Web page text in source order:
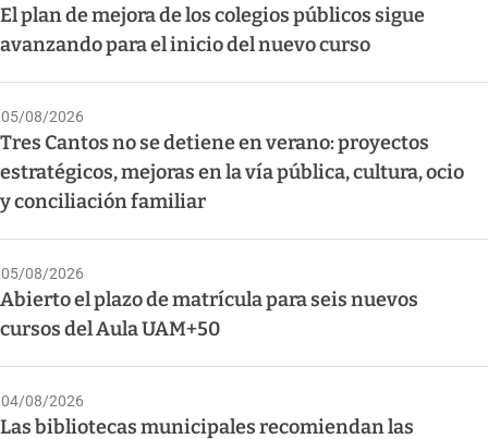
El plan de mejora de los colegios públicos sigue
avanzando para el inicio del nuevo curso
05/08/2026
Tres Cantos no se detiene en verano: proyectos
estratégicos, mejoras en la vía pública, cultura, ocio
y conciliación familiar
05/08/2026
Abierto el plazo de matrícula para seis nuevos
cursos del Aula UAM+50
04/08/2026
Las bibliotecas municipales recomiendan las